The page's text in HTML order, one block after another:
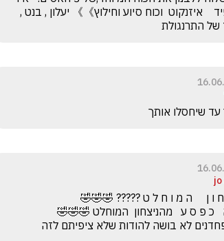
של התרנגולת
שיחסלו אותך